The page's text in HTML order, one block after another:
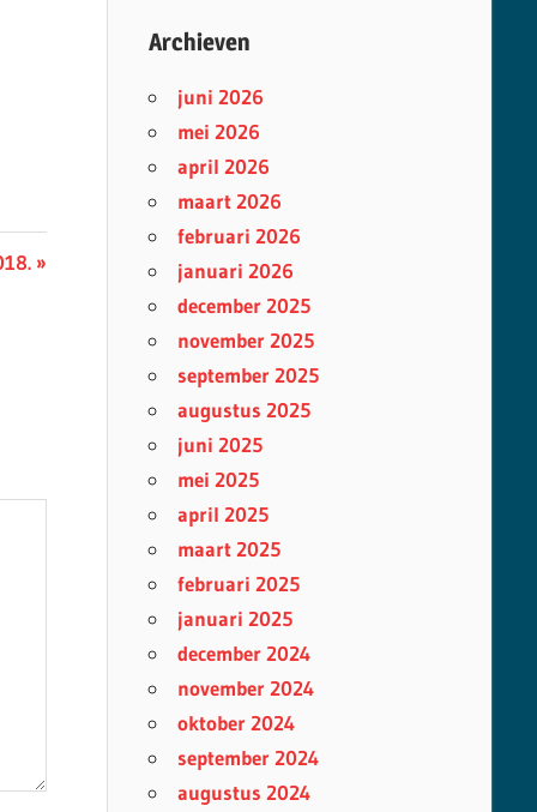
Archieven
juni 2026
mei 2026
april 2026
maart 2026
februari 2026
januari 2026
december 2025
november 2025
september 2025
augustus 2025
juni 2025
mei 2025
april 2025
maart 2025
februari 2025
januari 2025
december 2024
november 2024
oktober 2024
september 2024
augustus 2024